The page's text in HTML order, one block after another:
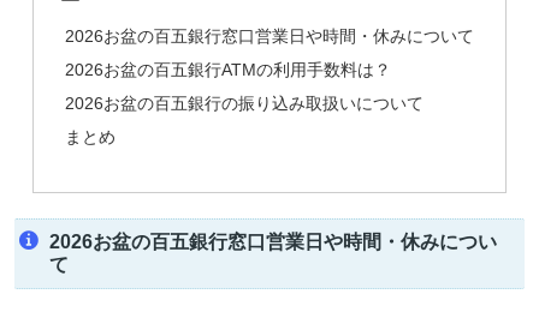
2026お盆の百五銀行窓口営業日や時間・休みについて
2026お盆の百五銀行ATMの利用手数料は？
2026お盆の百五銀行の振り込み取扱いについて
まとめ
2026お盆の百五銀行窓口営業日や時間・休みについ
て